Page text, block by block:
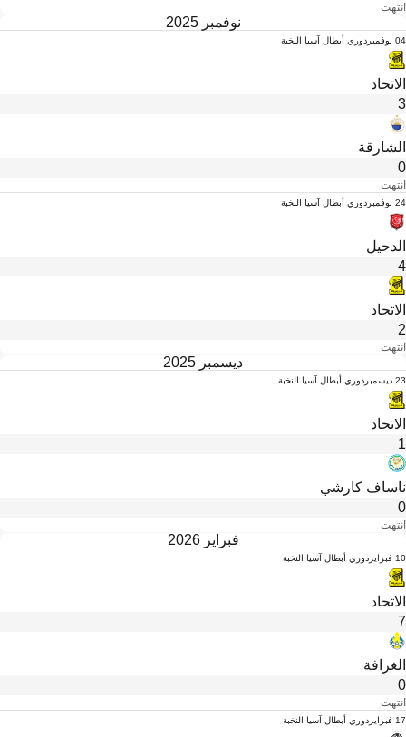
انتهت
نوفمبر 2025
04 نوفمبر دوري أبطال آسيا النخبة
الاتحاد
3
الشارقة
0
انتهت
24 نوفمبر دوري أبطال آسيا النخبة
الدحيل
4
الاتحاد
2
انتهت
ديسمبر 2025
23 ديسمبر دوري أبطال آسيا النخبة
الاتحاد
1
ناساف كارشي
0
انتهت
فبراير 2026
10 فبراير دوري أبطال آسيا النخبة
الاتحاد
7
الغرافة
0
انتهت
17 فبراير دوري أبطال آسيا النخبة